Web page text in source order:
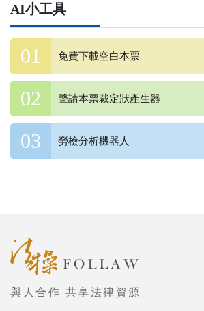
AI小工具
免費下載空白本票
聲請本票裁定狀產生器
勞檢分析機器人
與人合作 共享法律資源